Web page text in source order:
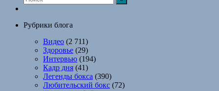
Рубрики блога
Видео (2 711)
Здоровье (29)
Интервью (194)
Кадр дня (41)
Легенды бокса (390)
Любительский бокс (72)